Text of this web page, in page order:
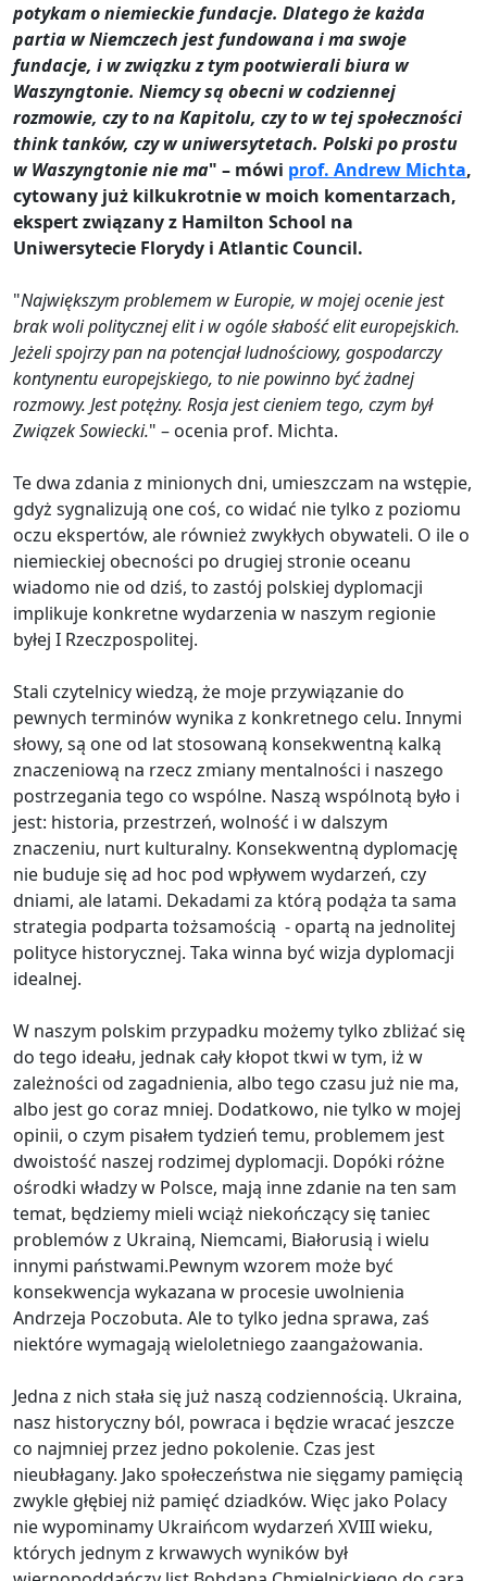
potykam o niemieckie fundacje. Dlatego że każda
partia w Niemczech jest fundowana i ma swoje
fundacje, i w związku z tym pootwierali biura w
Waszyngtonie. Niemcy są obecni w codziennej
rozmowie, czy to na Kapitolu, czy to w tej społeczności
think tanków, czy w uniwersytetach. Polski po prostu
w Waszyngtonie nie ma" – mówi prof. Andrew Michta,
cytowany już kilkukrotnie w moich komentarzach,
ekspert związany z Hamilton School na
Uniwersytecie Florydy i Atlantic Council.
"Największym problemem w Europie, w mojej ocenie jest
brak woli politycznej elit i w ogóle słabość elit europejskich.
Jeżeli spojrzy pan na potencjał ludnościowy, gospodarczy
kontynentu europejskiego, to nie powinno być żadnej
rozmowy. Jest potężny. Rosja jest cieniem tego, czym był
Związek Sowiecki." – ocenia prof. Michta.
Te dwa zdania z minionych dni, umieszczam na wstępie,
gdyż sygnalizują one coś, co widać nie tylko z poziomu
oczu ekspertów, ale również zwykłych obywateli. O ile o
niemieckiej obecności po drugiej stronie oceanu
wiadomo nie od dziś, to zastój polskiej dyplomacji
implikuje konkretne wydarzenia w naszym regionie
byłej I Rzeczpospolitej.
Stali czytelnicy wiedzą, że moje przywiązanie do
pewnych terminów wynika z konkretnego celu. Innymi
słowy, są one od lat stosowaną konsekwentną kalką
znaczeniową na rzecz zmiany mentalności i naszego
postrzegania tego co wspólne. Naszą wspólnotą było i
jest: historia, przestrzeń, wolność i w dalszym
znaczeniu, nurt kulturalny. Konsekwentną dyplomację
nie buduje się ad hoc pod wpływem wydarzeń, czy
dniami, ale latami. Dekadami za którą podąża ta sama
strategia podparta tożsamością - opartą na jednolitej
polityce historycznej. Taka winna być wizja dyplomacji
idealnej.
W naszym polskim przypadku możemy tylko zbliżać się
do tego ideału, jednak cały kłopot tkwi w tym, iż w
zależności od zagadnienia, albo tego czasu już nie ma,
albo jest go coraz mniej. Dodatkowo, nie tylko w mojej
opinii, o czym pisałem tydzień temu, problemem jest
dwoistość naszej rodzimej dyplomacji. Dopóki różne
ośrodki władzy w Polsce, mają inne zdanie na ten sam
temat, będziemy mieli wciąż niekończący się taniec
problemów z Ukrainą, Niemcami, Białorusią i wielu
innymi państwami.Pewnym wzorem może być
konsekwencja wykazana w procesie uwolnienia
Andrzeja Poczobuta. Ale to tylko jedna sprawa, zaś
niektóre wymagają wieloletniego zaangażowania.
Jedna z nich stała się już naszą codziennością. Ukraina,
nasz historyczny ból, powraca i będzie wracać jeszcze
co najmniej przez jedno pokolenie. Czas jest
nieubłagany. Jako społeczeństwa nie sięgamy pamięcią
zwykle głębiej niż pamięć dziadków. Więc jako Polacy
nie wypominamy Ukraińcom wydarzeń XVIII wieku,
których jednym z krwawych wyników był